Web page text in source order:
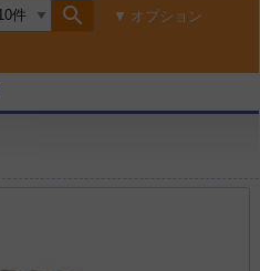
search オプション